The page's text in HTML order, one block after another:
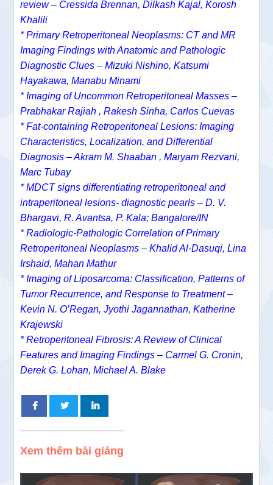
review – Cressida Brennan, Dilkash Kajal, Korosh
Khalili
* Primary Retroperitoneal Neoplasms: CT and MR
Imaging Findings with Anatomic and Pathologic
Diagnostic Clues – Mizuki Nishino, Katsumi
Hayakawa, Manabu Minami
* Imaging of Uncommon Retroperitoneal Masses –
Prabhakar Rajiah , Rakesh Sinha, Carlos Cuevas
* Fat-containing Retroperitoneal Lesions: Imaging
Characteristics, Localization, and Differential
Diagnosis – Akram M. Shaaban , Maryam Rezvani,
Marc Tubay
* MDCT signs differentiating retroperitoneal and
intraperitoneal lesions- diagnostic pearls – D. V.
Bhargavi, R. Avantsa, P. Kala; Bangalore/IN
* Radiologic-Pathologic Correlation of Primary
Retroperitoneal Neoplasms – Khalid Al-Dasuqi, Lina
Irshaid, Mahan Mathur
* Imaging of Liposarcoma: Classification, Patterns of
Tumor Recurrence, and Response to Treatment –
Kevin N. O’Regan, Jyothi Jagannathan, Katherine
Krajewski
* Retroperitoneal Fibrosis: A Review of Clinical
Features and Imaging Findings – Carmel G. Cronin,
Derek G. Lohan, Michael A. Blake
Xem thêm bài giảng